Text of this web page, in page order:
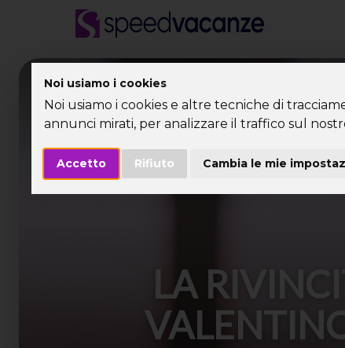
Noi usiamo i cookies
Noi usiamo i cookies e altre tecniche di
annunci mirati, per analizzare il traffico sul
Accetto Rifiuto Cambia le mie
LA